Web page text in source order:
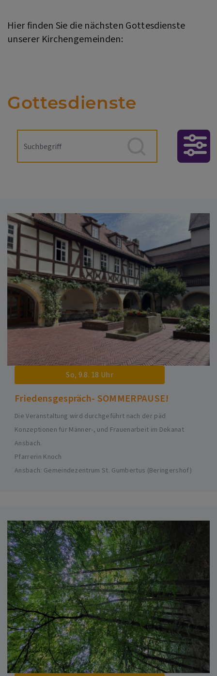
Hier finden Sie die nächsten Gottesdienste
unserer Kirchengemeinden:
Gottesdienste
So, 9.8. 18 Uhr
Friedensgespräch- SOMMERPAUSE!
Die Veranstaltung wird durchgeführt nach der päd
Konzeptionen für Männer-, und Frauenarbeit im Dekanat
Ansbach.
Pfarrerin Knoch
Ansbach Gemeindezentrum St. Gumbertus (Beringershof)